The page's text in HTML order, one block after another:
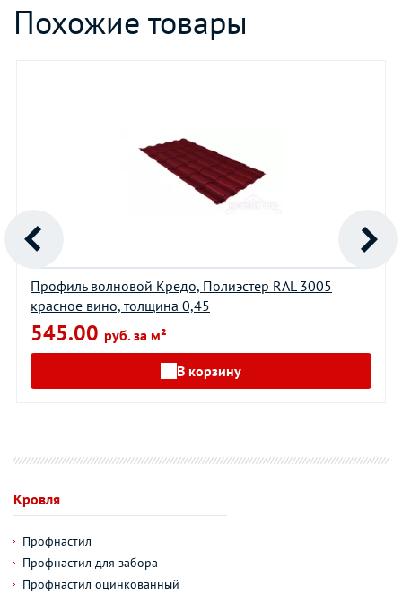
Похожие товары
Профиль волновой Кредо, Полиэстер RAL 3005
красное вино, толщина 0,45
545.00 руб. за м²
В корзину
Кровля
Профнастил
Профнастил для забора
Профнастил оцинкованный